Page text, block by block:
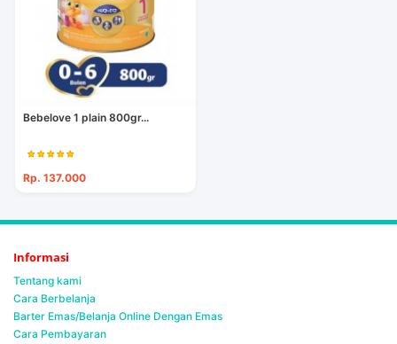
Bebelove 1 plain 800gr...
Rp. 137.000
Informasi
Tentang kami
Cara Berbelanja
Barter Emas/Belanja Online Dengan Emas
Cara Pembayaran